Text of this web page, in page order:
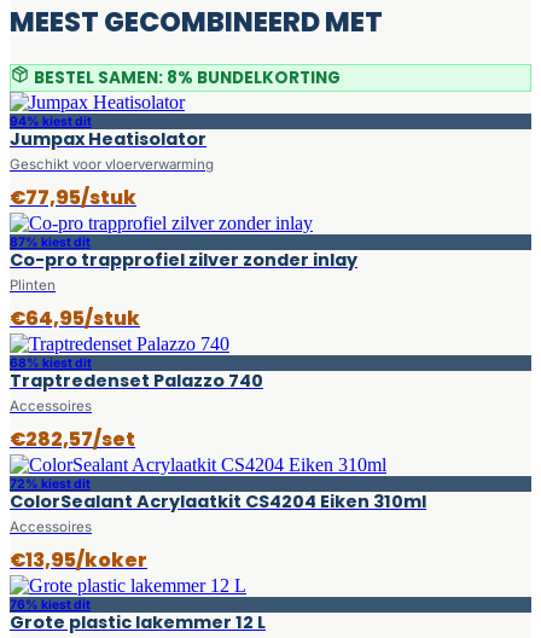
MEEST GECOMBINEERD MET
BESTEL SAMEN: 8% BUNDELKORTING
94% kiest dit
Jumpax Heatisolator
Geschikt voor vloerverwarming
€77,95/stuk
87% kiest dit
Co-pro trapprofiel zilver zonder inlay
Plinten
€64,95/stuk
68% kiest dit
Traptredenset Palazzo 740
Accessoires
€282,57/set
72% kiest dit
ColorSealant Acrylaatkit CS4204 Eiken 310ml
Accessoires
€13,95/koker
76% kiest dit
Grote plastic lakemmer 12 L